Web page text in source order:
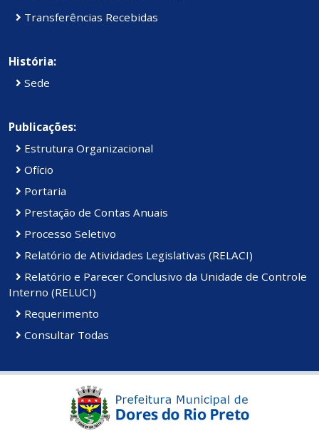
Transferências Recebidas
História:
Sede
Publicações:
Estrutura Organizacional
Ofício
Portaria
Prestação de Contas Anuais
Processo Seletivo
Relatório de Atividades Legislativas (RELACI)
Relatório e Parecer Conclusivo da Unidade de Controle
Interno (RELUCI)
Requerimento
Consultar Todas